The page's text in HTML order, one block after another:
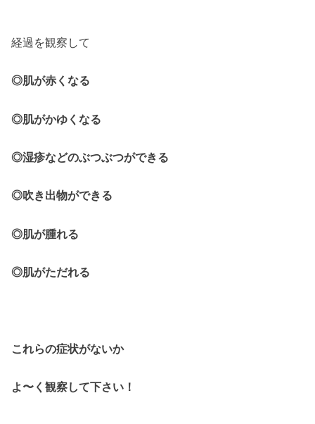
経過を観察して
◎肌が赤くなる
◎肌がかゆくなる
◎湿疹などのぶつぶつができる
◎吹き出物ができる
◎肌が腫れる
◎肌がただれる
これらの症状がないか
よ〜く観察して下さい！